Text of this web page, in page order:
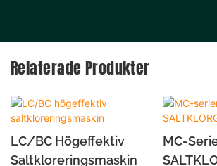
Relaterade Produkter
LC/BC Högeffektiv
Saltkloreringsmaskin
MC-